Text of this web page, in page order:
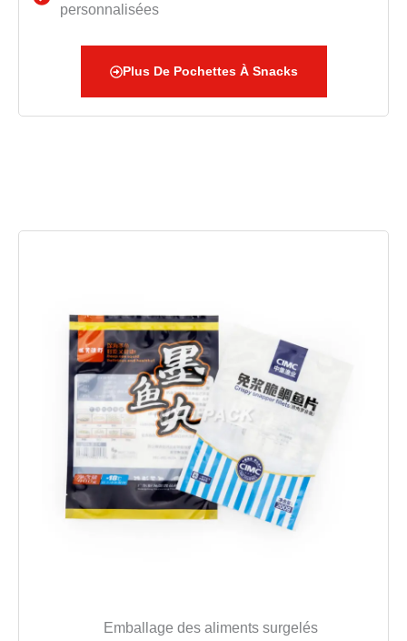
personnalisées
Plus De Pochettes À Snacks
Emballage des aliments surgelés